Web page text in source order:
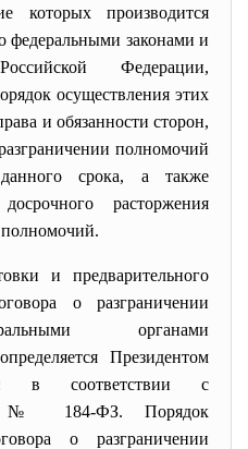
которых производится
федеральными законами и
Федерации,
осуществления этих
и обязанности сторон,
полномочий
срока, а также
расторжения
полномочий.
и предварительного
о разграничении
органами
Президентом
в соответствии с
№ 184-ФЗ. Порядок
о разграничении